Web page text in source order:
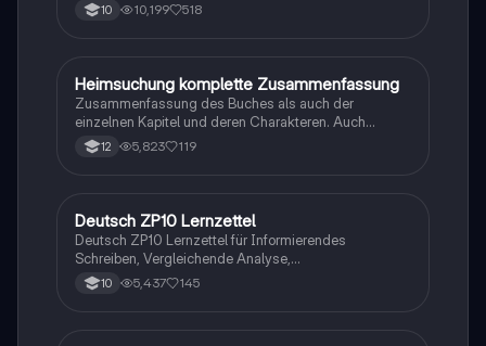
10 10,199 518
Deutsch
Heimsuchung komplette Zusammenfassung
Zusammenfassung des Buches als auch der
einzelnen Kapitel und deren Charakteren. Auch
tabellarisch. Im Unterricht ohne KI erstellt
12 5,823 119
Deutsch
Deutsch ZP10 Lernzettel
Deutsch ZP10 Lernzettel für Informierendes
Schreiben, Vergleichende Analyse,
Sachtexte/Roman/Gedicht..
10 5,437 145